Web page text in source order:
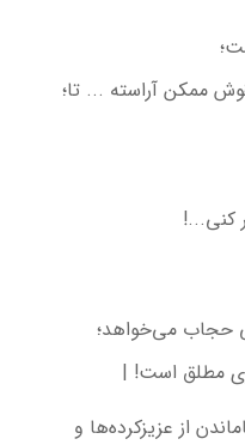
ممکن آراسته ... تا؛
کنی...!
حجاب می‌خواهد؛
مطلق است! |
از عزیزکرده‌ها و